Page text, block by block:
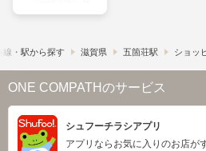
線・駅から探す 滋賀県 五箇荘駅 ショッ
ONE COMPATHのサービス
シュフーチラシアプリ
アプリならお気に入りのお店が